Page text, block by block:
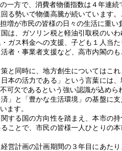
一方で、消費者物価指数は４年連
る勢いで物価高騰が続いています
増が市民の皆様の日々の生活に重い
は、ガソリン税と軽油引取税のい
ガス料金への支援、子ども１人当
者・事業者支援など、高市内閣の
と同時に、地方創生についてはこ
日本の活力である」という言葉には
可欠であるという強い認識が込めら
」と「豊かな生活環境」の基盤に
ます。
する国の方向性を踏まえ、本市の
ことで、市民の皆様一人ひとりの
営計画の計画期間の３年目にあた